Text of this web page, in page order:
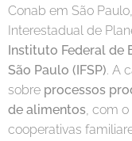
Conab em São
Interestadual de
Instituto Federal de
São Paulo (IFSP). A
sobre processos
de alimentos, com
cooperativas